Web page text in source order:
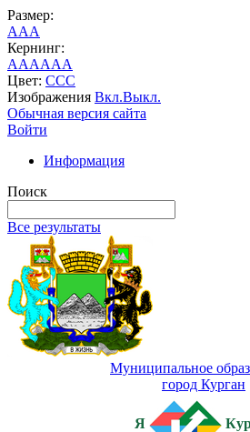
Размер:
AAA
Кернинг:
AAAAAA
Цвет: CCC
Изображения Вкл.Выкл.
Обычная версия сайта
Войти
Информация
Поиск
Все результаты
Муниципальное
город Курган
Я